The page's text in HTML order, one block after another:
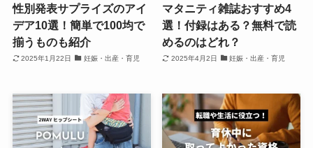
性別発表サプライズのアイ
デア10選！簡単で100均で
揃うものも紹介
2025年1月22日 妊娠・出産・育児
マタニティ雑誌おすすめ4
選！付録はある？無料で読
めるのはどれ？
2025年4月2日 妊娠・出産・育児